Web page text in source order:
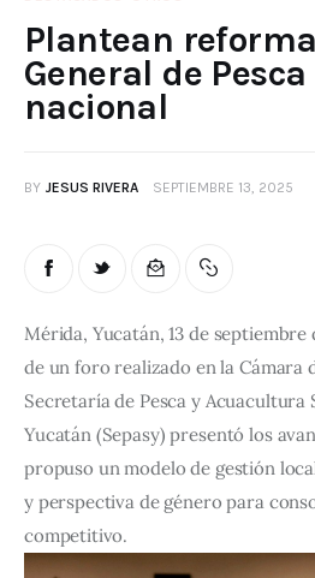
Plantean
General de
nacional
BY JESUS RIVERA SEPTIEMBRE 13, 2025
Mérida, Yucatán, 13 de septiembre
de un foro realizado en la Cámara
Secretaría de Pesca y Acuacultura
Yucatán (Sepasy) presentó los
propuso un modelo de gestión
y perspectiva de género para
competitivo.